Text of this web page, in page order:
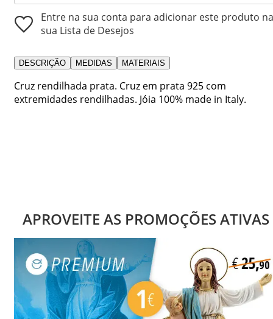
Entre na sua conta para adicionar este produto na
sua Lista de Desejos
DESCRIÇÃO MEDIDAS MATERIAIS
Cruz rendilhada prata. Cruz em prata 925 com
extremidades rendilhadas. Jóia 100% made in Italy.
APROVEITE AS PROMOÇÕES ATIVAS